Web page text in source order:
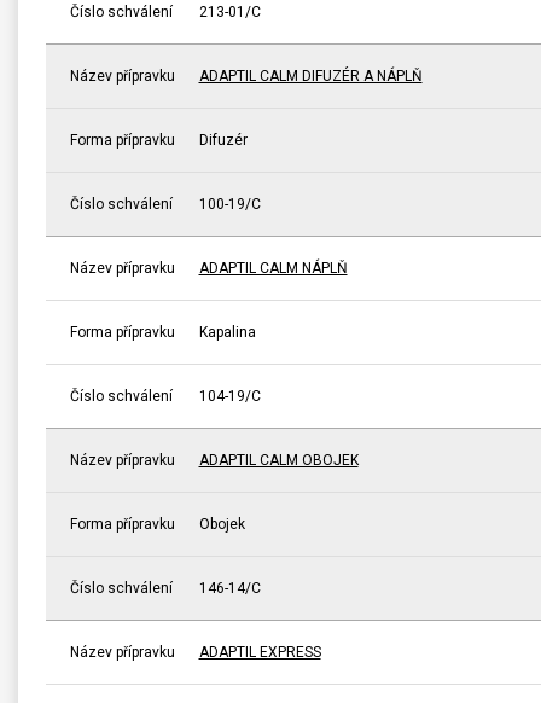
Číslo schválení 213-01/C
Název přípravku ADAPTIL CALM DIFUZÉR A NÁPLŇ
Forma přípravku Difuzér
Číslo schválení 100-19/C
Název přípravku ADAPTIL CALM NÁPLŇ
Forma přípravku Kapalina
Číslo schválení 104-19/C
Název přípravku ADAPTIL CALM OBOJEK
Forma přípravku Obojek
Číslo schválení 146-14/C
Název přípravku ADAPTIL EXPRESS